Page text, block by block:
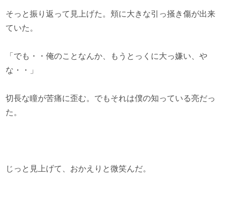
そっと振り返って見上げた。頬に大きな引っ掻き傷が出来
ていた。
「でも・・俺のことなんか、もうとっくに大っ嫌い、や
な・・」
切長な瞳が苦痛に歪む。でもそれは僕の知っている亮だっ
た。
じっと見上げて、おかえりと微笑んだ。